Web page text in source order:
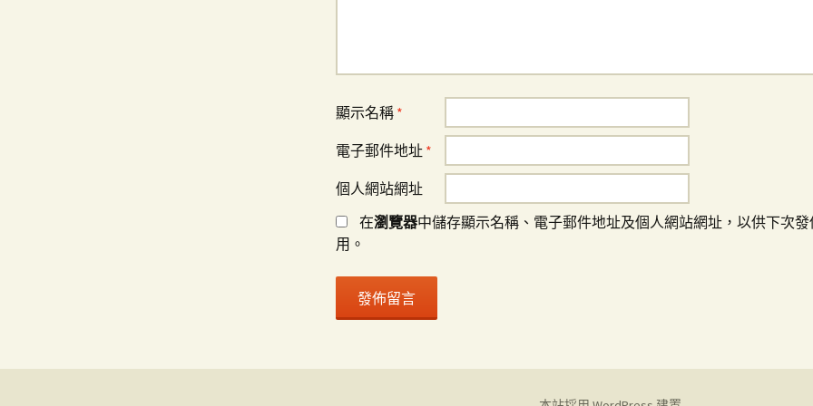
顯示名稱 *
電子郵件地址 *
個人網站網址
在瀏覽器中儲存顯示名稱、電子郵件地址及個人網站網址，以供下次
用。